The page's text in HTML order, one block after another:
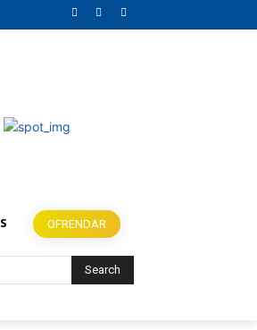
OFRENDAR
Search